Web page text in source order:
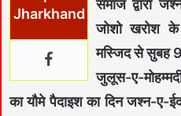
Jharkhand
समाज द्वारा
जोशो खरोश के
मस्जिद से सुबह
जुलूस-ए-
का यौमे पैदाइश का दिन जश्न-ए-